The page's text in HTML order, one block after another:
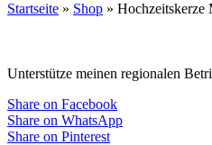
Startseite » Shop » Hochzeitskerze
Unterstütze meinen regionalen
Share on Facebook
Share on WhatsApp
Share on Pinterest